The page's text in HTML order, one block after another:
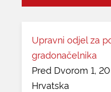
Upravni odjel za
gradonačelnika
Pred Dvorom 1,
Hrvatska